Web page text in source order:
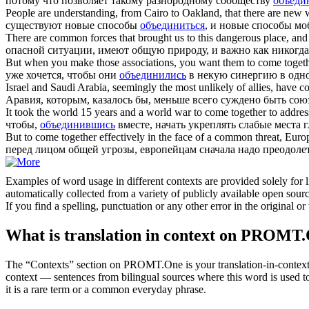
People are understanding, from Cairo to Oakland, that there are new
существуют новые способы объединиться, и новые способы
There are common forces that brought us to this dangerous place,
опасной ситуации, имеют общую природу, и важно как
But when you make those associations, you want them to come
уже хочется, чтобы они объединились в некую синергию в
Israel and Saudi Arabia, seemingly the most unlikely of allies, have
Аравия, которым, казалось бы, меньше всего суждено быть
It took the world 15 years and a world war to come togetherto
чтобы, объединившись вместе, начать укреплять слабые
But to come togethereffectively in the face of a common threat,
перед лицом общей угрозы, европейцам сначала надо
Examples of word usage in different contexts are provided solely for
automatically collected from a variety of publicly available open
If you find a spelling, punctuation or any other error in the original
What is translation in context on
The “Contexts” section on PROMT.One is your translation-in-
context — sentences from bilingual sources where this word is used
it is a rare term or a common everyday phrase.